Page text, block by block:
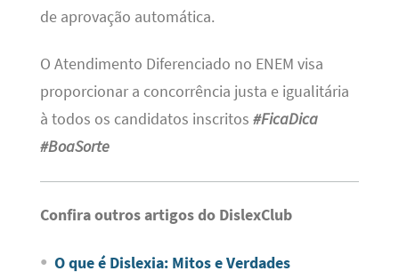
de aprovação automática.
O Atendimento Diferenciado no ENEM visa
proporcionar a concorrência justa e igualitária
à todos os candidatos inscritos #FicaDica
#BoaSorte
Confira outros artigos do DislexClub
O que é Dislexia: Mitos e Verdades